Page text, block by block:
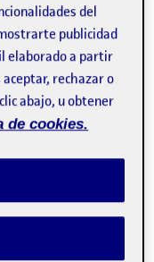
2021
9:27 pm
vídeo con pantallazos
vídeo con edición,
de 300 Mb y no se
he acortado y solo
del
publicidad
elaborado a partir
rechazar o
abajo, u obtener
de cookies.